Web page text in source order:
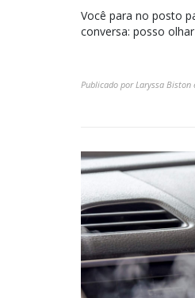
Você para no posto
conversa: posso
Publicado por Laryssa Biston